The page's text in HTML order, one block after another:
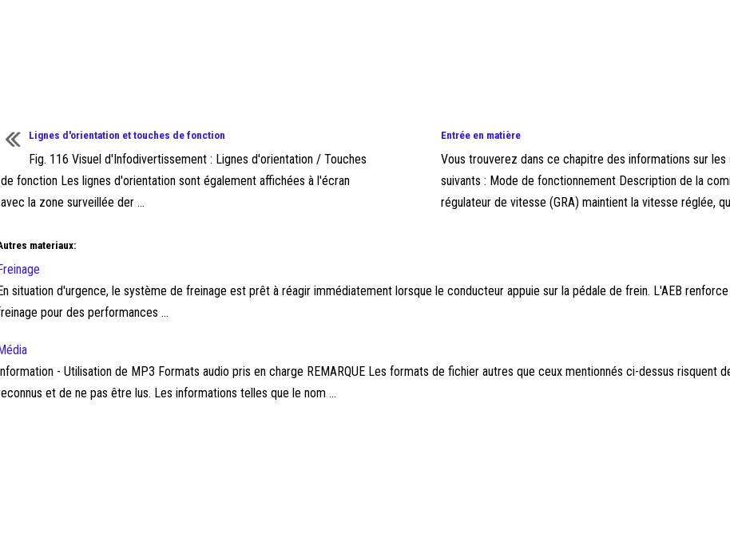
Lignes d'orientation et touches de fonction
Fig. 116 Visuel d'Infodivertissement : Lignes d'orientation / Touches
de fonction Les lignes d'orientation sont également affichées à l'écran
avec la zone surveillée der ...
Entrée en matière
Vous trouverez dans ce chapitre des informations sur les
suivants : Mode de fonctionnement Description de la
régulateur de vitesse (GRA) maintient la vitesse réglée,
materiaux:
situation d'urgence, le système de freinage est prêt à réagir immédiatement lorsque le conducteur appuie sur la pédale de frein. L'AEB
pour des performances ...
- Utilisation de MP3 Formats audio pris en charge REMARQUE Les formats de fichier autres que ceux mentionnés ci-dessus risquent
et de ne pas être lus. Les informations telles que le nom ...